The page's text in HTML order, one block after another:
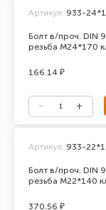
Болт в/проч. DIN
резьба М24*170
Артикул: 933-
166.14 ₽
Болт в/проч. DIN
резьба М22*140
Артикул: 933-
370.56 ₽